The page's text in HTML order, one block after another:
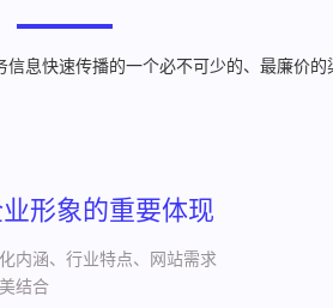
息快速传播的一个必不可少的、最廉价的
形象的重要体现
内涵、行业特点、网站需求
结合